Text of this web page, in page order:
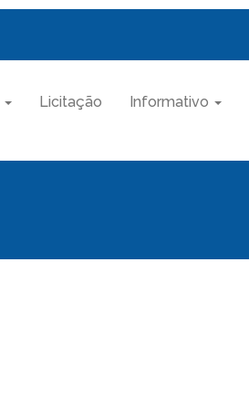
Licitação Informativo